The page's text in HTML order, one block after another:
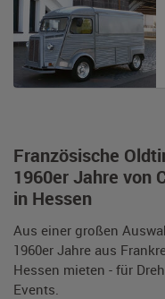
Französische
1960er Jahre von
in Hessen
Aus einer großen
1960er Jahre aus
Hessen mieten - für
Events.